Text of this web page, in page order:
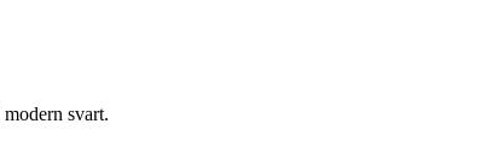
svart.